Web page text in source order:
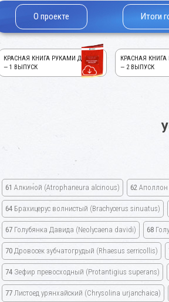
О проекте Итоги
КРАСНАЯ КНИГА РУКАМИ ДЕТЕЙ!
— 1 ВЫПУСК
КРАСНАЯ
— 2 ВЫПУСК
61 Алкиной (Atrophaneura alcinous) 62
64 Брахицерус волнистый (Brachycerus sinuatus)
67 Голубянка Давида (Neolycaena davidi) 68
70 Дровосек зубчатогрудый (Rhaesus serricollis)
74 Зефир превосходный (Protantigius superans)
77 Листоед урянхайский (Chrysolina urjanchaica)